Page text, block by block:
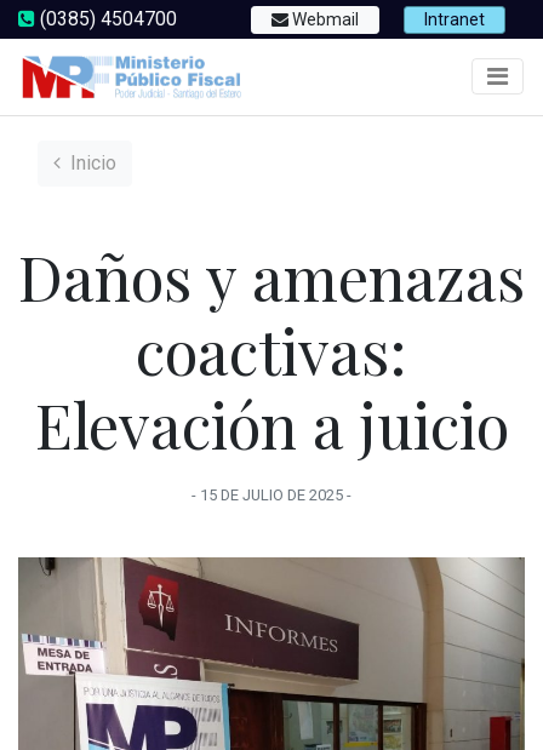
(0385) 4504700 Webmail Intranet
Inicio
Daños y amenazas
coactivas:
Elevación a juicio
- 15 DE JULIO DE 2025 -